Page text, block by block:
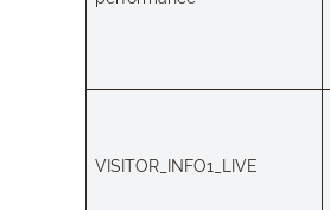
VISITOR_INFO1_LIVE